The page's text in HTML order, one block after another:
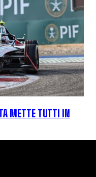
METTE TUTTI IN